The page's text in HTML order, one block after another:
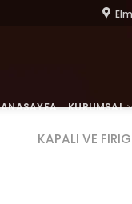
ANASAYFA KURUMSAL
KAPALI VE